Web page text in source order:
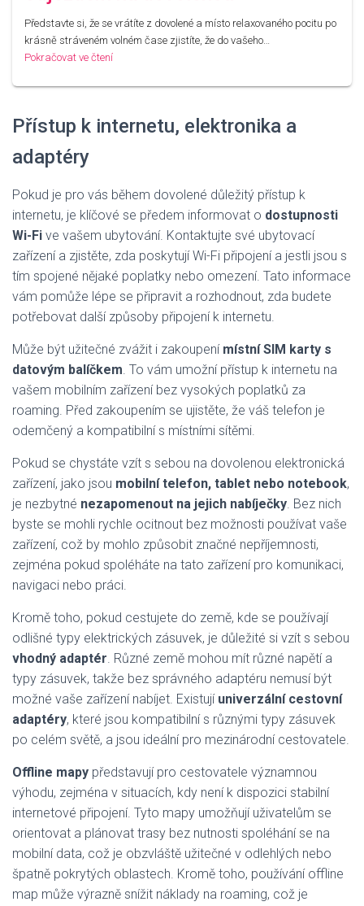
Představte si, že se vrátíte z dovolené a místo relaxovaného pocitu po
krásně stráveném volném čase zjistíte, že do vašeho…
Pokračovat ve čtení
Přístup k internetu, elektronika a
adaptéry
Pokud je pro vás během dovolené důležitý přístup k
internetu, je klíčové se předem informovat o dostupnosti
Wi-Fi ve vašem ubytování. Kontaktujte své ubytovací
zařízení a zjistěte, zda poskytují Wi-Fi připojení a jestli jsou s
tím spojené nějaké poplatky nebo omezení. Tato informace
vám pomůže lépe se připravit a rozhodnout, zda budete
potřebovat další způsoby připojení k internetu.
Může být užitečné zvážit i zakoupenímístní SIM karty s
datovým balíčkem. To vám umožní přístup k internetu na
vašem mobilním zařízení bez vysokých poplatků za
roaming. Před zakoupením se ujistěte, že váš telefon je
odemčený a kompatibilní s místními sítěmi.
Pokud se chystáte vzít s sebou na dovolenou elektronická
zařízení, jako jsou mobilní telefon, tablet nebo notebook,
je nezbytné nezapomenout na jejich nabíječky. Bez nich
byste se mohli rychle ocitnout bez možnosti používat vaše
zařízení, což by mohlo způsobit značné nepříjemnosti,
zejména pokud spoléháte na tato zařízení pro komunikaci,
navigaci nebo práci.
Kromě toho, pokud cestujete do země, kde se používají
odlišné typy elektrických zásuvek, je důležité si vzít s sebou
vhodný adaptér. Různé země mohou mít různé napětí a
typy zásuvek, takže bez správného adaptéru nemusí být
možné vaše zařízení nabíjet. Existují univerzální cestovní
adaptéry, které jsou kompatibilní s různými typy zásuvek
po celém světě, a jsou ideální pro mezinárodní cestovatele.
Offline mapy představují pro cestovatele významnou
výhodu, zejména v situacích, kdy není k dispozici stabilní
internetové připojení. Tyto mapy umožňují uživatelům se
orientovat a plánovat trasy bez nutnosti spoléhání se na
mobilní data, což je obzvláště užitečné v odlehlých nebo
špatně pokrytých oblastech. Kromě toho, používání offline
map může výrazně snížit náklady na roaming, což je